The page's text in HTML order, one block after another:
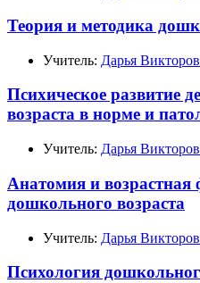
Теория и методика
Учитель: Дарья
Психическое развитие
возраста в норме и
Учитель: Дарья
Анатомия и возрастная
дошкольного возраста
Учитель: Дарья
Психология